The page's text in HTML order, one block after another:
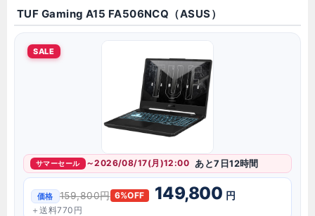
TUF Gaming A15 FA506NCQ（ASUS）
SALE
サマーセール ～2026/08/17(月)12:00 あと7日12時間
価格 159,800円 6%OFF 149,800 円
＋送料770円